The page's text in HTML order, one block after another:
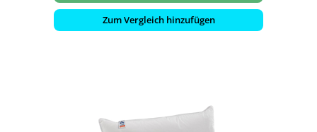
Zum Vergleich hinzufügen